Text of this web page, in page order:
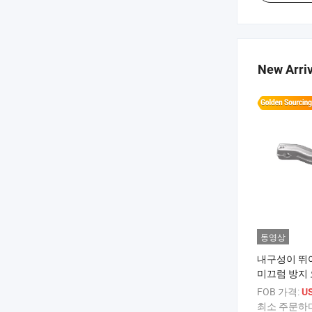
New
동영상
내구성이 뛰
미끄럼 방지
버
FOB 가격:
최소 주문하